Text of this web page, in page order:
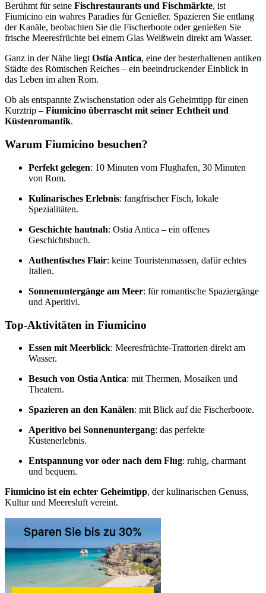
Berühmt für seine Fischrestaurants und Fischmärkte, ist
Fiumicino ein wahres Paradies für Genießer. Spazieren Sie entlang
der Kanäle, beobachten Sie die Fischerboote oder genießen Sie
frische Meeresfrüchte bei einem Glas Weißwein direkt am Wasser.
Ganz in der Nähe liegtOstia Antica, eine der besterhaltenen antiken
Städte des Römischen Reiches – ein beeindruckender Einblick in
das Leben im alten Rom.
Ob als entspannte Zwischenstation oder als Geheimtipp für einen
Kurztrip – Fiumicino überrascht mit seiner Echtheit und
Küstenromantik.
Warum Fiumicino besuchen?
Perfekt gelegen: 10 Minuten vom Flughafen, 30 Minuten
von Rom.
Kulinarisches Erlebnis: fangfrischer Fisch, lokale
Spezialitäten.
Geschichte hautnah: Ostia Antica – ein offenes
Geschichtsbuch.
Authentisches Flair: keine Touristenmassen, dafür echtes
Italien.
Sonnenuntergänge am Meer: für romantische Spaziergänge
und Aperitivi.
Top-Aktivitäten in Fiumicino
Essen mit Meerblick: Meeresfrüchte-Trattorien direkt am
Wasser.
Besuch von Ostia Antica: mit Thermen, Mosaiken und
Theatern.
Spazieren an den Kanälen: mit Blick auf die Fischerboote.
Aperitivo bei Sonnenuntergang: das perfekte
Küstenerlebnis.
Entspannung vor oder nach dem Flug: ruhig, charmant
und bequem.
Fiumicino ist ein echter Geheimtipp, der kulinarischen Genuss,
Kultur und Meeresluft vereint.